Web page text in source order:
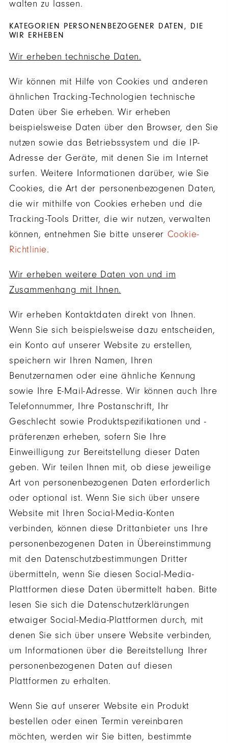
walten zu lassen.
KATEGORIEN PERSONENBEZOGENER DATEN, DIE
WIR ERHEBEN
Wir erheben technische Daten.
Wir können mit Hilfe von Cookies und anderen
ähnlichen Tracking-Technologien technische
Daten über Sie erheben. Wir erheben
beispielsweise Daten über den Browser, den Sie
nutzen sowie das Betriebssystem und die IP-
Adresse der Geräte, mit denen Sie im Internet
surfen. Weitere Informationen darüber, wie Sie
Cookies, die Art der personenbezogenen Daten,
die wir mithilfe von Cookies erheben und die
Tracking-Tools Dritter, die wir nutzen, verwalten
können, entnehmen Sie bitte unserer Cookie-
Richtlinie.
Wir erheben weitere Daten von und im
Zusammenhang mit Ihnen.
Wir erheben Kontaktdaten direkt von Ihnen.
Wenn Sie sich beispielsweise dazu entscheiden,
ein Konto auf unserer Website zu erstellen,
speichern wir Ihren Namen, Ihren
Benutzernamen oder eine ähnliche Kennung
sowie Ihre E-Mail-Adresse. Wir können auch Ihre
Telefonnummer, Ihre Postanschrift, Ihr
Geschlecht sowie Produktspezifikationen und -
präferenzen erheben, sofern Sie Ihre
Einweilligung zur Bereitstellung dieser Daten
geben. Wir teilen Ihnen mit, ob diese jeweilige
Art von personenbezogenen Daten erforderlich
oder optional ist. Wenn Sie sich über unsere
Website mit Ihren Social-Media-Konten
verbinden, können diese Drittanbieter uns Ihre
personenbezogenen Daten in Übereinstimmung
mit den Datenschutzbestimmungen Dritter
übermitteln, wenn Sie diesen Social-Media-
Plattformen diese Daten übermittelt haben. Bitte
lesen Sie sich die Datenschutzerklärungen
etwaiger Social-Media-Plattformen durch, mit
denen Sie sich über unsere Website verbinden,
um Informationen über die Bereitstellung Ihrer
personenbezogenen Daten auf diesen
Plattformen zu erhalten.
Wenn Sie auf unserer Website ein Produkt
bestellen oder einen Termin vereinbaren
möchten, werden wir Sie bitten, bestimmte